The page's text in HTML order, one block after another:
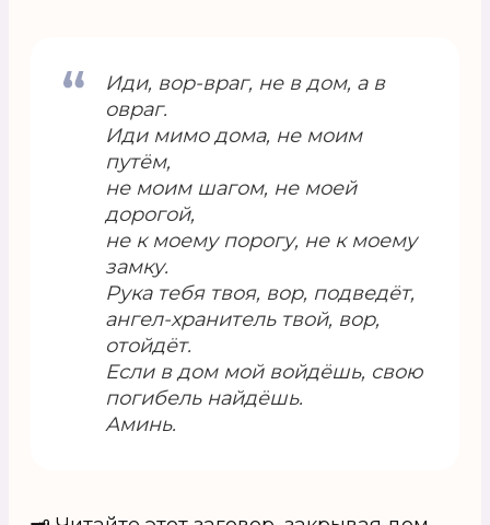
Иди, вор-враг, не в дом, а в
овраг.
Иди мимо дома, не моим
путём,
не моим шагом, не моей
дорогой,
не к моему порогу, не к моему
замку.
Рука тебя твоя, вор, подведёт,
ангел-хранитель твой, вор,
отойдёт.
Если в дом мой войдёшь, свою
погибель найдёшь.
Аминь.